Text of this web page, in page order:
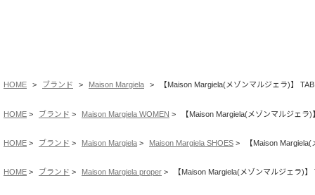
HOME ブランド Maison Margiela 【Maison Margiela(メゾンマルジェラ)】
HOME ブランド Maison Margiela WOMEN 【Maison Margiela(メゾンマルジェラ
HOME ブランド Maison Margiela Maison Margiela SHOES 【Maison
HOME ブランド Maison Margiela proper 【Maison Margiela(メゾンマルジェラ)